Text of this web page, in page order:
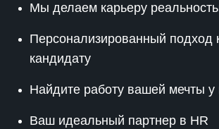
Мы делаем карьеру
Персонализированный подход
кандидату
Найдите работу вашей мечты у
Ваш идеальный партнер в HR